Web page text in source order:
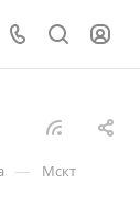
— Мскт